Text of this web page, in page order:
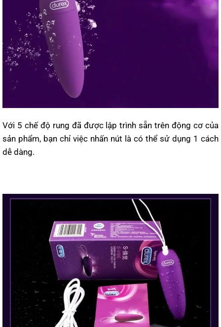
Với 5 chế độ rung đã được lập trình sẵn trên động cơ của
sản phẩm, bạn chỉ việc nhấn nút là có thể sử dụng 1 cách
dễ dàng.